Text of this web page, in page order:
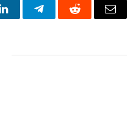
LinkedInTelegramReddit Email